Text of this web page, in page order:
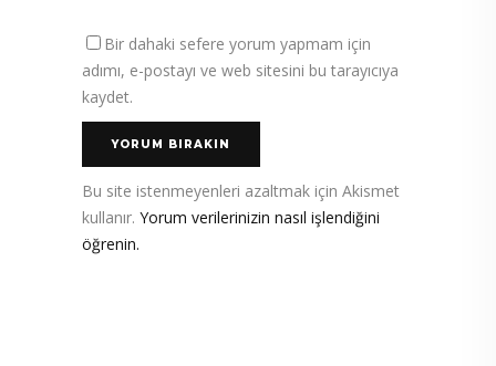
Bir dahaki sefere yorum yapmam için
adımı, e-postayı ve web sitesini bu tarayıcıya
kaydet.
Bu site istenmeyenleri azaltmak için Akismet
kullanır. Yorum verilerinizin nasıl işlendiğini
öğrenin.